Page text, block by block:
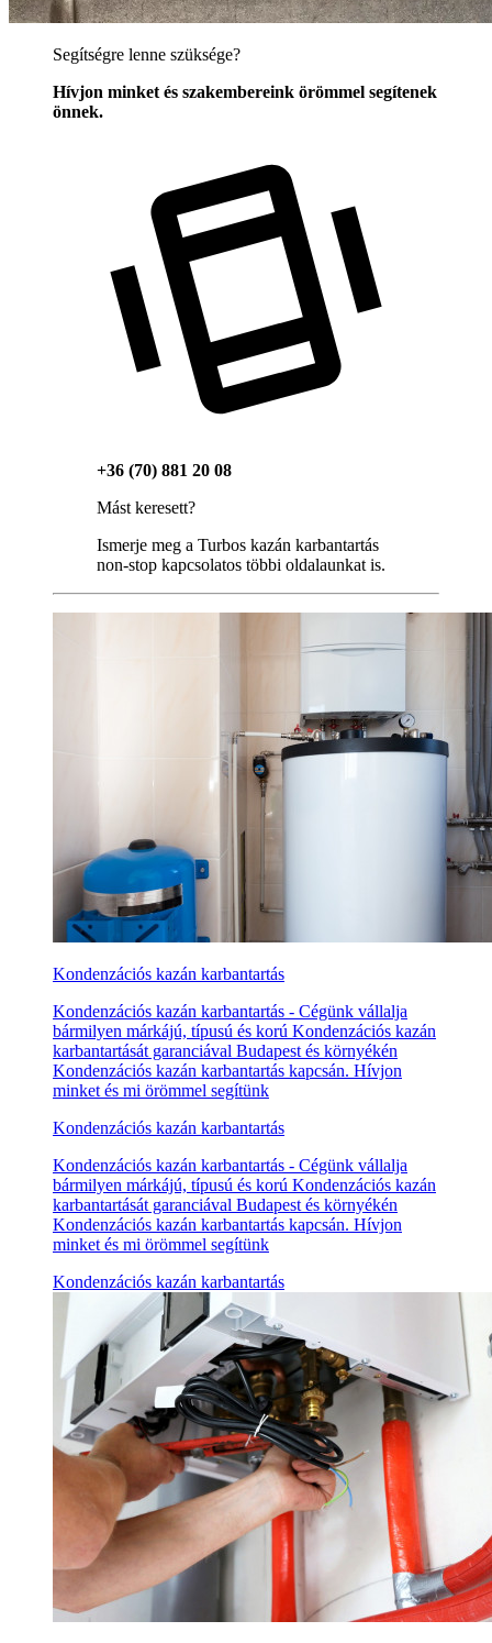
Segítségre lenne szüksége?
Hívjon minket és szakembereink örömmel segítenek
önnek.
+36 (70) 881 20 08
Mást keresett?
Ismerje meg a Turbos kazán karbantartás
non-stop kapcsolatos többi oldalaunkat is.
Kondenzációs kazán karbantartás
Kondenzációs kazán karbantartás - Cégünk vállalja
bármilyen márkájú, típusú és korú Kondenzációs kazán
karbantartását garanciával Budapest és környékén
Kondenzációs kazán karbantartás kapcsán. Hívjon
minket és mi örömmel segítünk
Kondenzációs kazán karbantartás
Kondenzációs kazán karbantartás - Cégünk vállalja
bármilyen márkájú, típusú és korú Kondenzációs kazán
karbantartását garanciával Budapest és környékén
Kondenzációs kazán karbantartás kapcsán. Hívjon
minket és mi örömmel segítünk
Kondenzációs kazán karbantartás